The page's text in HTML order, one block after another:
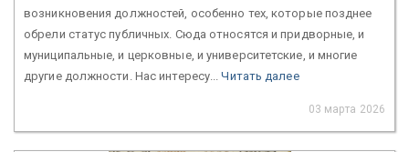
возникновения должностей, особенно тех, которые позднее
обрели статус публичных. Сюда относятся и придворные, и
муниципальные, и церковные, и университетские, и многие
другие должности. Нас интересу...Читать далее
03 марта 2026